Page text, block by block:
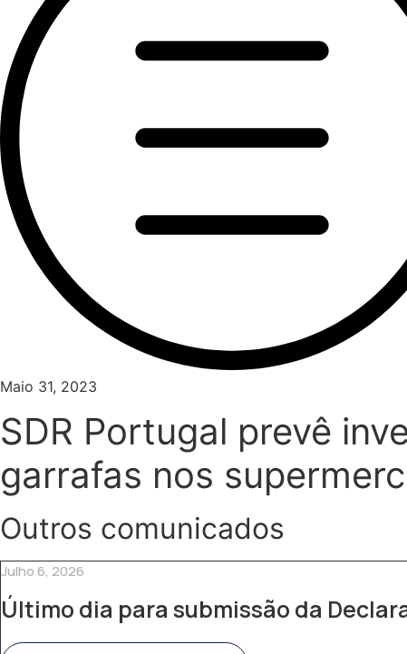
Maio 31, 2023
SDR Portugal prevê
garrafas nos
Outros comunicados
Julho 6, 2026
Último dia para submissão da